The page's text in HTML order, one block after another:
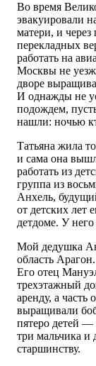
Во время
эвакуировали
матери, и через
перекладных
работать на
Москвы не
дворе
И однажды не
подождем,
нашли: ночью
Татьяна жила
и сама она
работать из
группа из
Анхель,
от детских лет
детдоме. У него
Мой дедушка
область
Его отец
трехэтажный
аренду, а часть
выращивали
пятеро детей
три мальчика и
старшинству.